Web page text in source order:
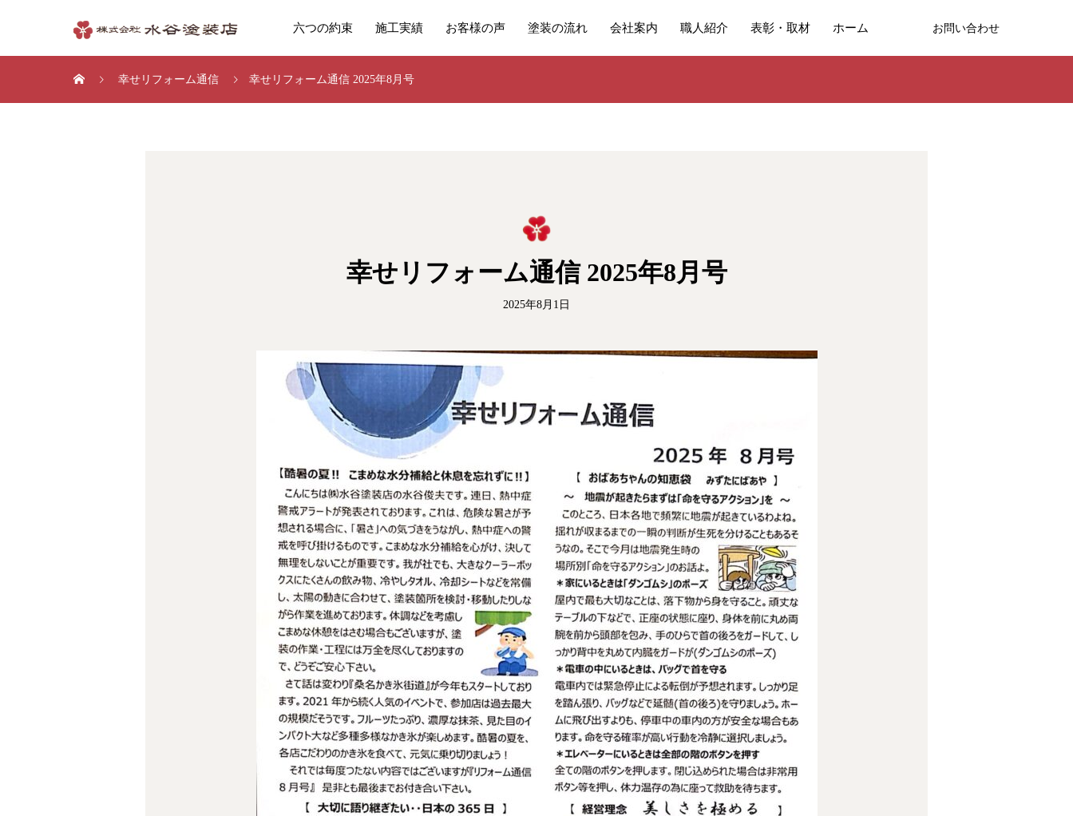
六つの約束 施工実績 お客様の声 塗装の流れ 会社案内 職人紹介 表彰・取材 ホーム お問い合わせ
幸せリフォーム通信 幸せリフォーム通信 2025年8月号
幸せリフォーム通信 2025年8月号
2025年8月1日